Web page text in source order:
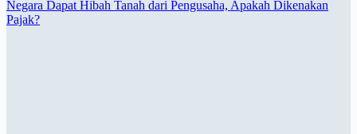
Negara Dapat Hibah Tanah dari Pengusaha, Apakah Dikenakan
Pajak?